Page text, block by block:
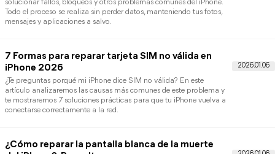
causas y soluciones
Si tu iPad se reinicia continuamente, puede ser causado por
del sistema, aplicaciones defectuosas o problemas de hardware.
este artículo descubrirás las posibles causas y varias soluciones
prácticas para solucionar este problema rápidamente.
Por qué mi iPhone se apaga solo: Causas y